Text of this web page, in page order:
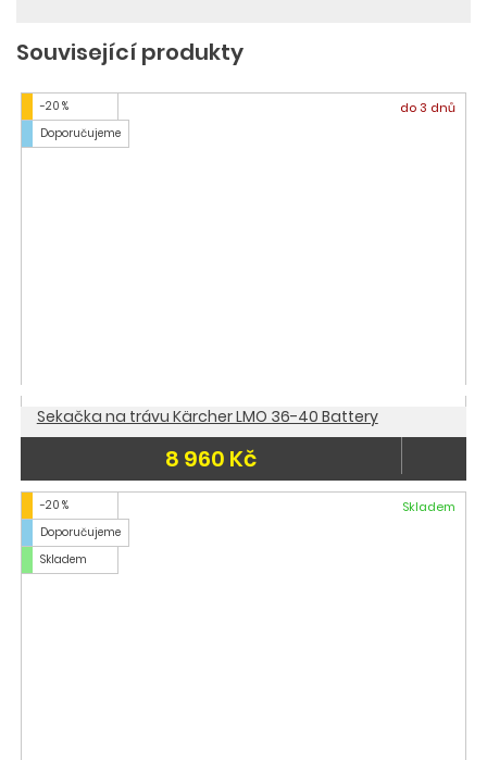
Související produkty
-20 %
Doporučujeme
do 3 dnů
Sekačka na trávu Kärcher LMO 36-40 Battery
8 960 Kč
-20 %
Doporučujeme
Skladem
Skladem